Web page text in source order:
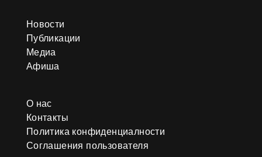
Новости
Публикации
Медиа
Афиша
О нас
Контакты
Политика конфиденциалности
Соглашения пользователя